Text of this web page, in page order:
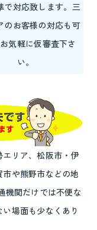
で対応致します。三
のお客様の対応も可
気軽に仮審査下さ
い。
リア、松阪市・伊
や熊野市などの地
機関だけでは不便な
場面も少なくあり